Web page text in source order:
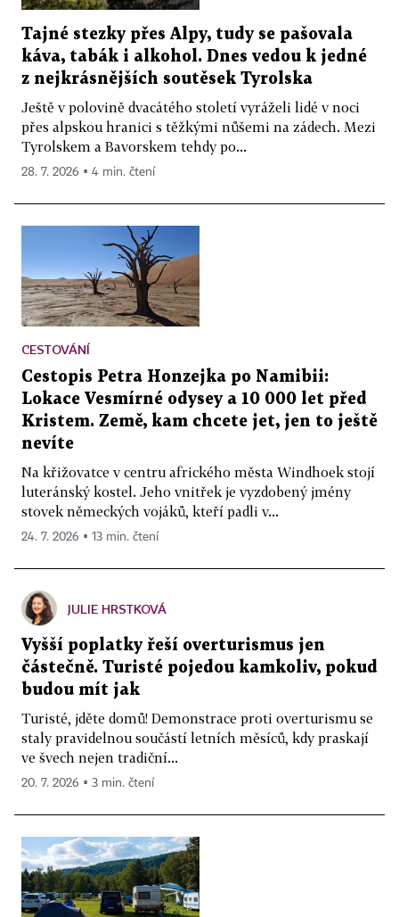
Tajné stezky přes Alpy, tudy se pašovala
káva, tabák i alkohol. Dnes vedou k jedné
z nejkrásnějších soutěsek Tyrolska
Ještě v polovině dvacátého století vyráželi lidé v noci
přes alpskou hranici s těžkými nůšemi na zádech. Mezi
Tyrolskem a Bavorskem tehdy po...
28. 7. 2026 ▪ 4 min. čtení
CESTOVÁNÍ
Cestopis Petra Honzejka po Namibii:
Lokace Vesmírné odysey a 10 000 let před
Kristem. Země, kam chcete jet, jen to ještě
nevíte
Na křižovatce v centru afrického města Windhoek stojí
luteránský kostel. Jeho vnitřek je vyzdobený jmény
stovek německých vojáků, kteří padli v...
24. 7. 2026 ▪ 13 min. čtení
JULIE HRSTKOVÁ
Vyšší poplatky řeší overturismus jen
částečně. Turisté pojedou kamkoliv, pokud
budou mít jak
Turisté, jděte domů! Demonstrace proti overturismu se
staly pravidelnou součástí letních měsíců, kdy praskají
ve švech nejen tradiční...
20. 7. 2026 ▪ 3 min. čtení